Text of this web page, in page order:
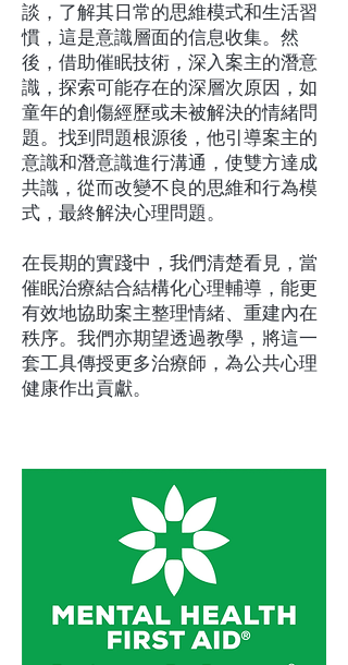
談，了解其日常的思維模式和生活習
慣，這是意識層面的信息收集。然
後，借助催眠技術，深入案主的潛意
識，探索可能存在的深層次原因，如
童年的創傷經歷或未被解決的情緒問
題。找到問題根源後，他引導案主的
意識和潛意識進行溝通，使雙方達成
共識，從而改變不良的思維和行為模
式，最終解決心理問題。
在長期的實踐中，我們清楚看見，當
催眠治療結合結構化心理輔導，能更
有效地協助案主整理情緒、重建內在
秩序。我們亦期望透過教學，將這一
套工具傳授更多治療師，為公共心理
健康作出貢獻。